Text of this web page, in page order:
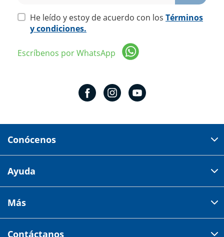
He leído y estoy de acuerdo con los Términos
y condiciones.
Escríbenos por WhatsApp
Conócenos
Av 18 de marzo # 309. Colonia la Nogalera.
Tiendas
Ayuda
Centro de ayuda
Más
Contáctanos